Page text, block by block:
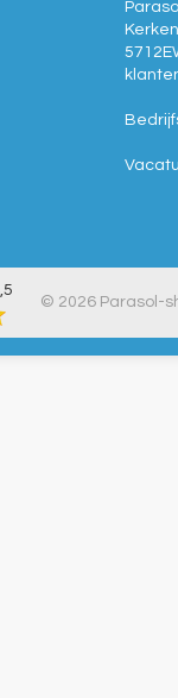
© 2026 Parasol-